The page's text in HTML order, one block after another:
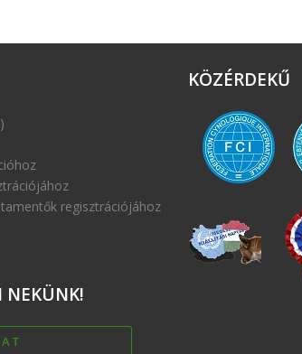
regisztrációjához
NEKÜNK!
KÖZÉRDEKŰ
FCI